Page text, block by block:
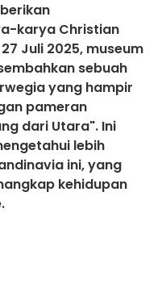
karya Christian
Juli 2025, museum
sebuah
yang hampir
pameran
dari Utara". Ini
lebih
ini, yang
kehidupan